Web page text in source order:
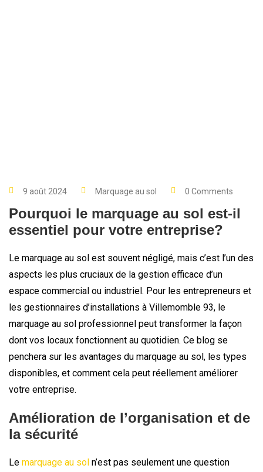
9 août 2024 Marquage au sol 0 Comments
Pourquoi le marquage au sol est-il
essentiel pour votre entreprise?
Le marquage au sol est souvent négligé, mais c’est l’un des
aspects les plus cruciaux de la gestion efficace d’un
espace commercial ou industriel. Pour les entrepreneurs et
les gestionnaires d’installations à Villemomble 93, le
marquage au sol professionnel peut transformer la façon
dont vos locaux fonctionnent au quotidien. Ce blog se
penchera sur les avantages du marquage au sol, les types
disponibles, et comment cela peut réellement améliorer
votre entreprise.
Amélioration de l’organisation et de
la sécurité
Le marquage au sol n’est pas seulement une question